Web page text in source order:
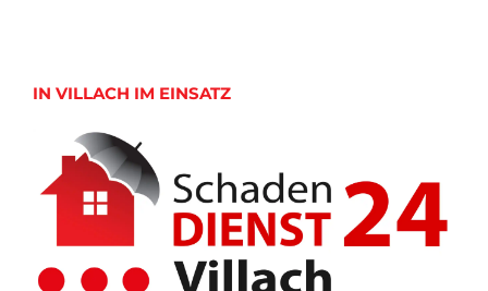
IN VILLACH IM EINSATZ